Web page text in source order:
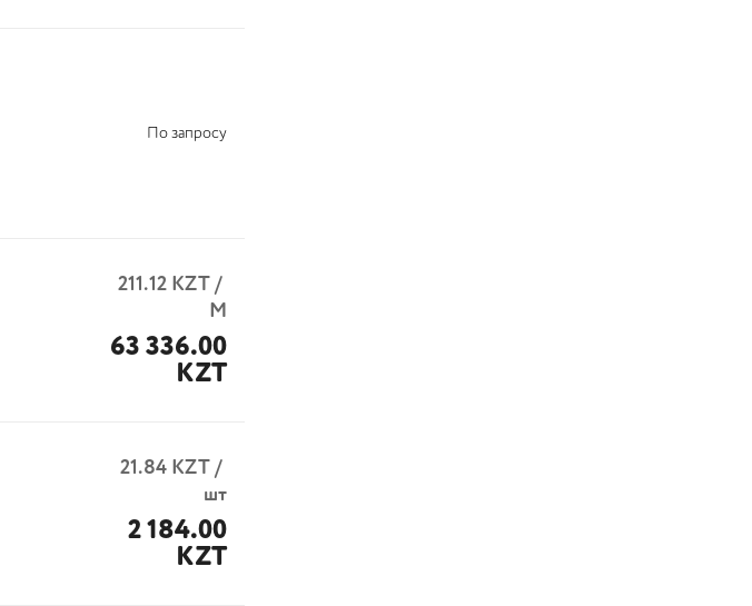
По запросу
211.12KZT/
М
63 336.00
KZT
21.84KZT/
шт
2 184.00
KZT